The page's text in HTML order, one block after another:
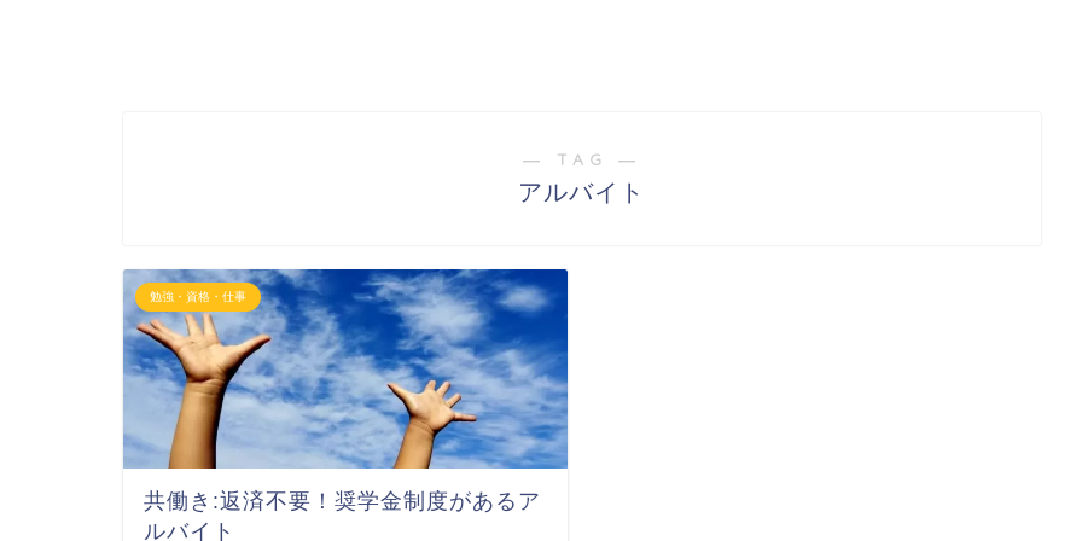
― TAG ―
アルバイト
勉強・資格・仕事
共働き:返済不要！奨学金制度があるア
ルバイト